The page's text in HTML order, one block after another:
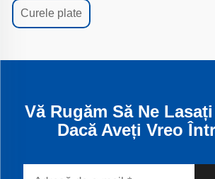
Curele plate
Vă Rugăm Să Ne
Dacă Aveți Vreo